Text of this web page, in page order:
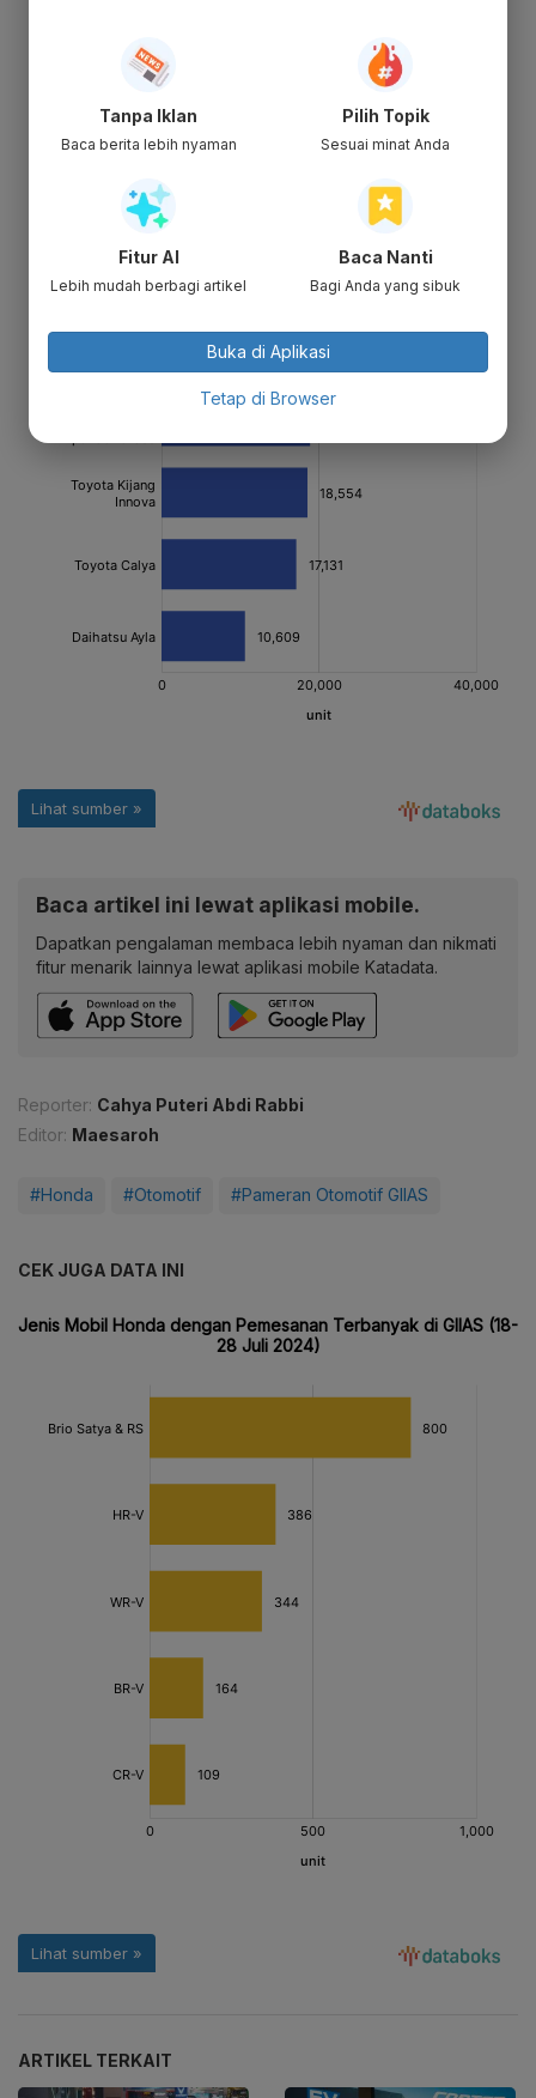
Baca artikel ini lewat aplikasi mobile.
Dapatkan pengalaman membaca lebih nyaman dan nikmati
fitur menarik lainnya lewat aplikasi mobile Katadata.
Reporter: Cahya Puteri Abdi Rabbi
Editor: Maesaroh
#Honda #Otomotif #Pameran Otomotif GIIAS
CEK JUGA DATA INI
ARTIKEL TERKAIT
Tanpa Iklan
Baca berita lebih nyaman
Pilih Topik
Sesuai minat Anda
Fitur AI
Lebih mudah berbagi artikel
Baca Nanti
Bagi Anda yang sibuk
Buka di Aplikasi
Tetap di Browser